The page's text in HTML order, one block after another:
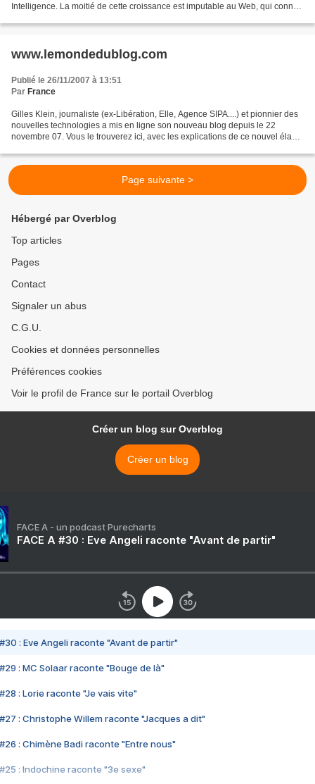
Intelligence. La moitié de cette croissance est imputable au Web, qui connaît
www.lemondedublog.com
Publié le 26/11/2007 à 13:51
Par France
Gilles Klein, journaliste (ex-Libération, Elle, Agence SIPA....) et pionnier des
nouvelles technologies a mis en ligne son nouveau blog depuis le 22
novembre 07. Vous le trouverez ici, avec les explications de ce nouvel élan.
Page suivante >
Hébergé par Overblog
Top articles
Pages
Contact
Signaler un abus
C.G.U.
Cookies et données personnelles
Préférences cookies
Voir le profil de France sur le portail Overblog
Créer un blog sur Overblog
Créer un blog
FACE A - un podcast Purecharts
FACE A #30 : Eve Angeli raconte "Avant de partir"
#30 : Eve Angeli raconte "Avant de partir"
#29 : MC Solaar raconte "Bouge de là"
#28 : Lorie raconte "Je vais vite"
#27 : Christophe Willem raconte "Jacques a dit"
#26 : Chimène Badi raconte "Entre nous"
#25 : Indochine raconte "3e sexe"